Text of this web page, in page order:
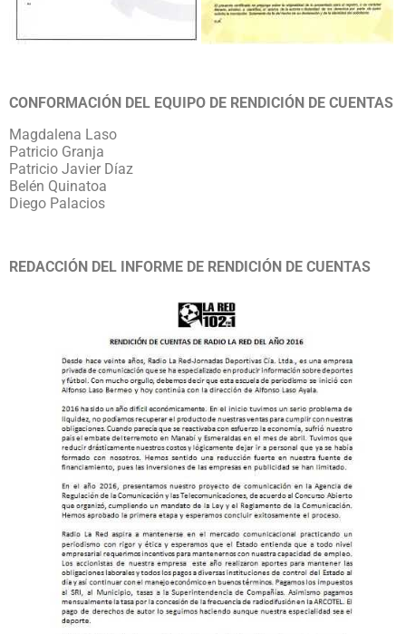
CONFORMACIÓN DEL EQUIPO DE RENDICIÓN DE CUENTAS
Magdalena Laso
Patricio Granja
Patricio Javier Díaz
Belén Quinatoa
Diego Palacios
REDACCIÓN DEL INFORME DE RENDICIÓN DE CUENTAS